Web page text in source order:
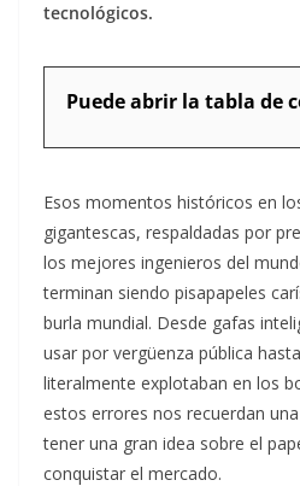
tecnológicos.
Puede abrir la tabla de
Esos momentos históricos en
gigantescas, respaldadas por
los mejores ingenieros del
terminan siendo pisapapeles
burla mundial. Desde gafas
usar por vergüenza pública
literalmente explotaban en los
estos errores nos recuerdan
tener una gran idea sobre el
conquistar el mercado.